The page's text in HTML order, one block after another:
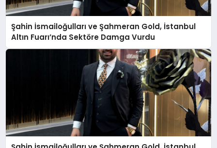
Şahin İsmailoğulları ve Şahmeran Gold, İstanbul
Altın Fuarı’nda Sektöre Damga Vurdu